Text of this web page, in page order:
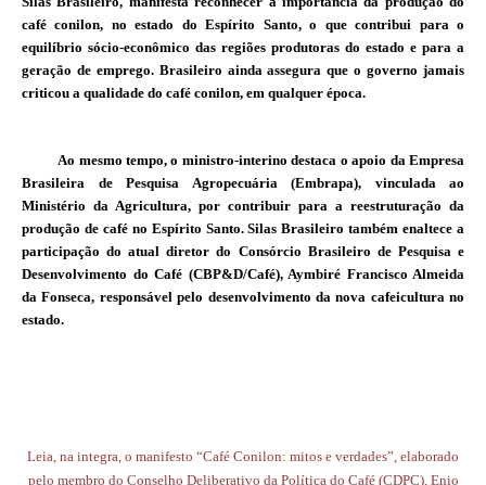
café conilon, no estado do Espírito Santo, o que contribui para o
equilíbrio sócio-econômico das regiões produtoras do estado e para a
geração de emprego. Brasileiro ainda assegura que o governo jamais
criticou a qualidade do café conilon, em qualquer época.
Ao mesmo tempo, o ministro-interino destaca o apoio da Empresa
Brasileira de Pesquisa Agropecuária (Embrapa), vinculada ao
Ministério da Agricultura, por contribuir para a reestruturação da
produção de café no Espírito Santo. Silas Brasileiro também enaltece a
participação do atual diretor do Consórcio Brasileiro de Pesquisa e
Desenvolvimento do Café (CBP&D/Café), Aymbiré Francisco Almeida
da Fonseca, responsável pelo desenvolvimento da nova cafeicultura no
estado.
Leia, na integra, o manifesto “Café Conilon: mitos e verdades”, elaborado
pelo membro do Conselho Deliberativo da Política do Café (CDPC), Enio